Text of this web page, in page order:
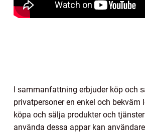
I sammanfattning erbjuder köp och
privatpersoner en enkel och bekväm
köpa och sälja produkter och
använda dessa appar kan